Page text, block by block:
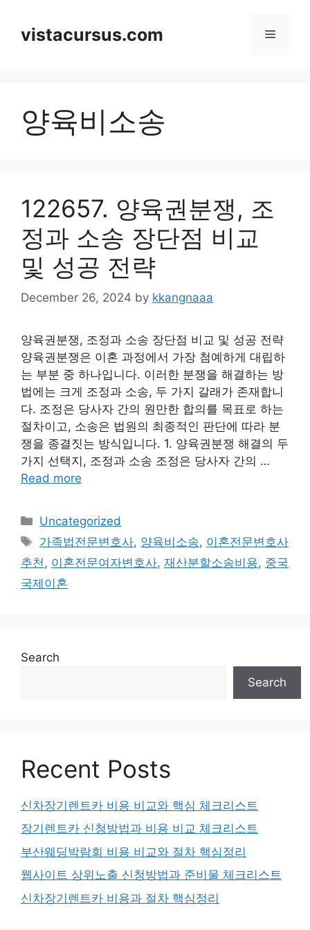
contentvistacursus.com Menu
양육비소송
122657. 양육권분쟁, 조
정과 소송 장단점 비교
및 성공 전략
December 26, 2024 by kkangnaaa
양육권분쟁, 조정과 소송 장단점 비교 및 성공 전략
양육권분쟁은 이혼 과정에서 가장 첨예하게 대립하
는 부분 중 하나입니다. 이러한 분쟁을 해결하는 방
법에는 크게 조정과 소송, 두 가지 갈래가 존재합니
다. 조정은 당사자 간의 원만한 합의를 목표로 하는
절차이고, 소송은 법원의 최종적인 판단에 따라 분
쟁을 종결짓는 방식입니다. 1. 양육권분쟁 해결의 두
가지 선택지, 조정과 소송 조정은 당사자 간의 …
Read more
Categories
Uncategorized
Tags
가족법전문변호사, 양육비소송, 이혼전문변호사
추천 , 이혼전문여자변호사, 재산분할소송비용, 중국
국제이혼
Search
Search
Recent Posts
신차장기렌트카 비용 비교와 핵심 체크리스트
장기렌트카 신청방법과 비용 비교 체크리스트
부산웨딩박람회 비용 비교와 절차 핵심정리
웹사이트 상위노출 신청방법과 준비물 체크리스트
신차장기렌트카 비용과 절차 핵심정리